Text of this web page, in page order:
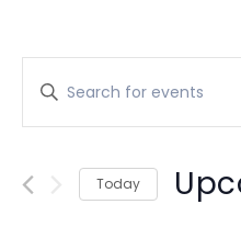
Events
Search
and
Enter
for
Events
Today